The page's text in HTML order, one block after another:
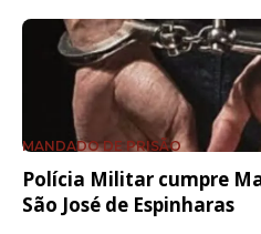
MANDADO DE PRISÃO
Polícia Militar cumpre
São José de Espinharas